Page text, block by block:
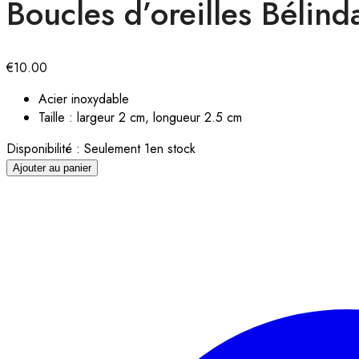
Boucles d’oreilles
€10.00
Acier inoxydable
Taille : largeur 2 cm, longueur 2.5 cm
Disponibilité : Seulement 1en stock
Ajouter au panier